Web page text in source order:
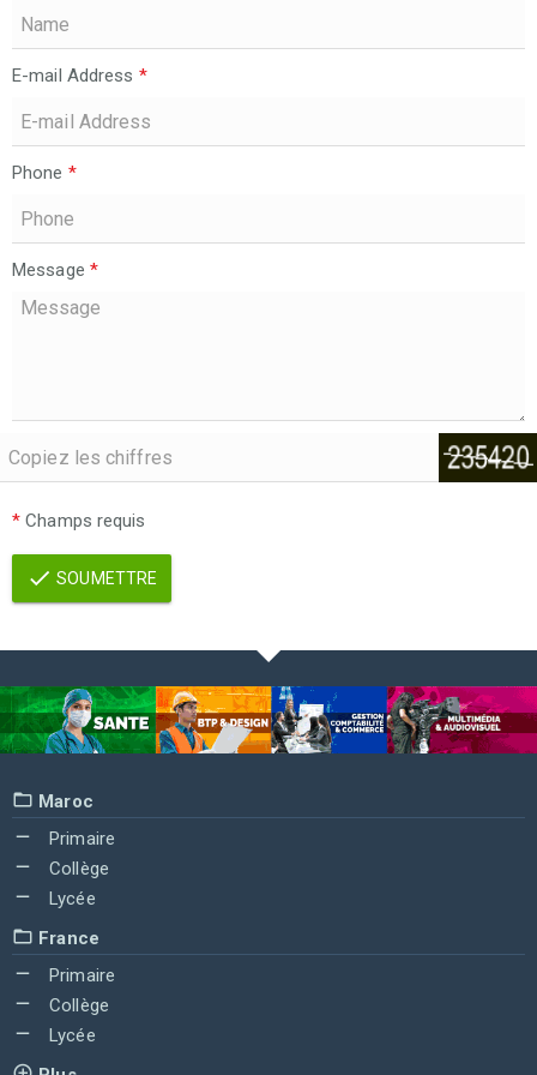
E-mail Address *
Phone *
Message *
* Champs requis
SOUMETTRE
Maroc
Primaire
Collège
Lycée
France
Primaire
Collège
Lycée